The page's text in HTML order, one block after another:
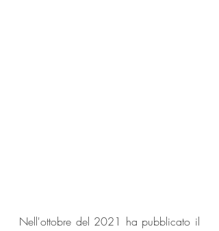
Nell'ottobre del 2021 ha pubblicato il